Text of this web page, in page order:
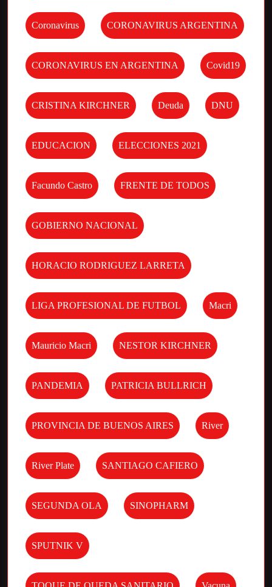
Coronavirus CORONAVIRUS ARGENTINA
CORONAVIRUS EN ARGENTINA Covid19
CRISTINA KIRCHNER Deuda DNU
EDUCACION ELECCIONES 2021
Facundo Castro FRENTE DE TODOS
GOBIERNO NACIONAL
HORACIO RODRIGUEZ LARRETA
LIGA PROFESIONAL DE FUTBOL Macri
Mauricio Macri NESTOR KIRCHNER
PANDEMIA PATRICIA BULLRICH
PROVINCIA DE BUENOS AIRES River
River Plate SANTIAGO CAFIERO
SEGUNDA OLA SINOPHARM
SPUTNIK V